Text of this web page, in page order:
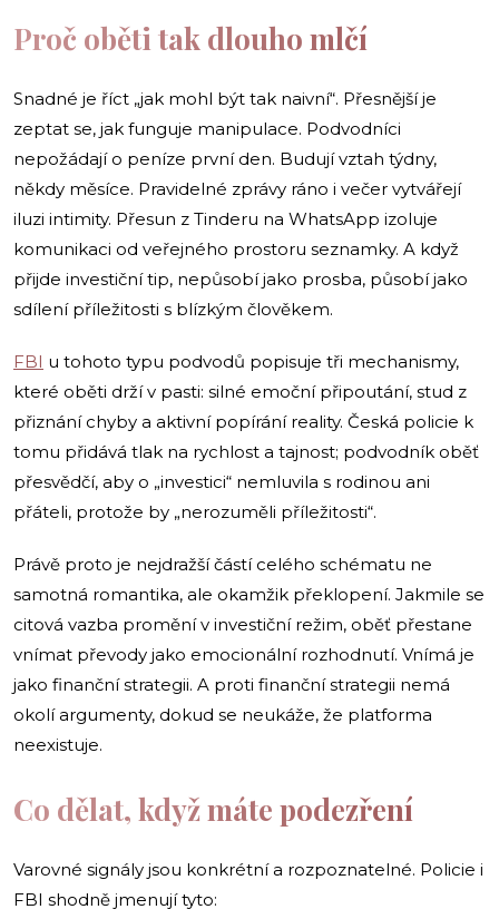
Proč oběti tak dlouho mlčí
Snadné je říct „jak mohl být tak naivní“. Přesnější je
zeptat se, jak funguje manipulace. Podvodníci
nepožádají o peníze první den. Budují vztah týdny,
někdy měsíce. Pravidelné zprávy ráno i večer vytvářejí
iluzi intimity. Přesun z Tinderu na WhatsApp izoluje
komunikaci od veřejného prostoru seznamky. A když
přijde investiční tip, nepůsobí jako prosba, působí jako
sdílení příležitosti s blízkým člověkem.
FBI u tohoto typu podvodů popisuje tři mechanismy,
které oběti drží v pasti: silné emoční připoutání, stud z
přiznání chyby a aktivní popírání reality. Česká policie k
tomu přidává tlak na rychlost a tajnost; podvodník oběť
přesvědčí, aby o „investici“ nemluvila s rodinou ani
přáteli, protože by „nerozuměli příležitosti“.
Právě proto je nejdražší částí celého schématu ne
samotná romantika, ale okamžik překlopení. Jakmile se
citová vazba promění v investiční režim, oběť přestane
vnímat převody jako emocionální rozhodnutí. Vnímá je
jako finanční strategii. A proti finanční strategii nemá
okolí argumenty, dokud se neukáže, že platforma
neexistuje.
Co dělat, když máte podezření
Varovné signály jsou konkrétní a rozpoznatelné. Policie i
FBI shodně jmenují tyto: